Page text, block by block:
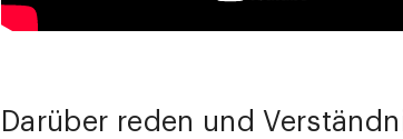
Darüber reden und